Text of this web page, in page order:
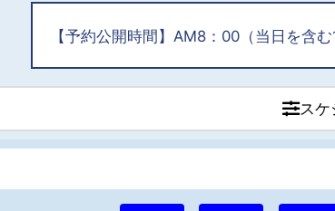
【予約公開時間】AM8：00（当日を含
スケ